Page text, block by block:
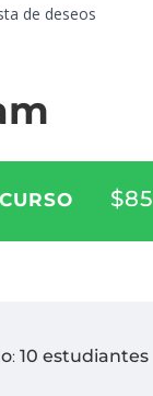
de deseos
$85
: 10 estudiantes